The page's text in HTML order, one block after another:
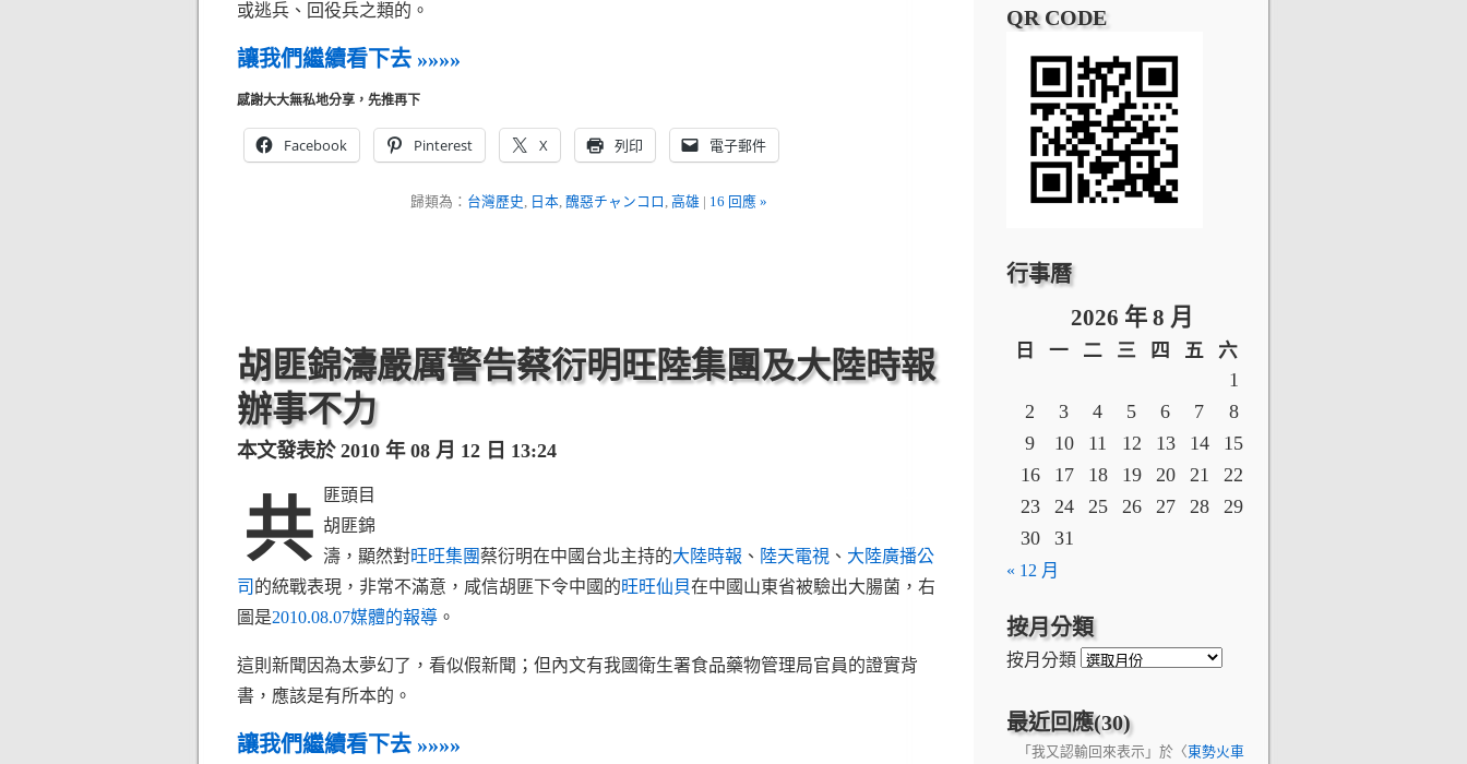
或逃兵、回役兵之類的。
讓我們繼續看下去 »»»»
感謝大大無私地分享，先推再下
Facebook Pinterest X 列印 電子郵件
歸類為： 台灣歷史, 日本, 醜惡チャンコロ , 高雄 16 回應 »
胡匪錦濤嚴厲警告蔡衍明旺陸集團及大陸時報
辦事不力
本文發表於 2010 年 08 月 12 日 13:24
共
匪頭目
胡匪錦
濤，顯然對旺旺集團蔡衍明在中國台北主持的大陸時報 、 陸天電視 、 大陸廣播公
司 的統戰表現，非常不滿意，咸信胡匪下令中國的旺旺仙貝在中國山東省被驗出大腸菌，右
圖是2010.08.07媒體的報導 。
這則新聞因為太夢幻了，看似假新聞；但內文有我國衛生署食品藥物管理局官員的證實背
書，應該是有所本的。
讓我們繼續看下去 »»»»
QR CODE
行事曆
2026 年 8 月
日 一 二 三 四 五
六
1
2
3 4 5 6 7
8
9
10 11 12 13 14
15
16
17 18 19 20 21
22
23
24 25 26 27 28
29
30
31
« 12 月
按月分類
按月分類
最近回應(30)
「 我又認輸回來表示 」於〈 東勢火車